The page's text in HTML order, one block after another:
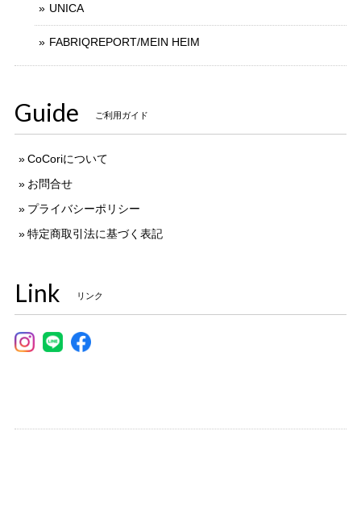
UNICA
FABRIQREPORT/MEIN HEIM
Guide ご利用ガイド
CoCoriについて
お問合せ
プライバシーポリシー
特定商取引法に基づく表記
Link リンク